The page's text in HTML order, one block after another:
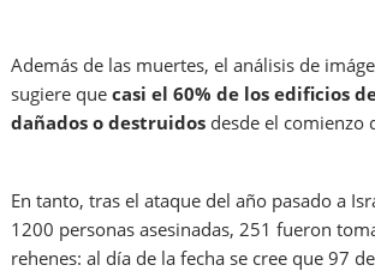
Además de las muertes, el análisis de
sugiere quecasi el 60% de los edificios
dañados o destruidos desde el comienzo
En tanto, tras el ataque del año pasado a
1200 personas asesinadas, 251 fueron
rehenes: al día de la fecha se cree que 97